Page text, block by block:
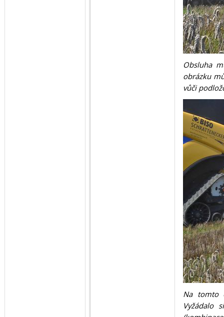
Obsluha
obrázku
vůči
Na tomto
Vyžádalo